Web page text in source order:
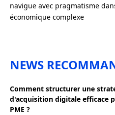
navigue avec pragmatisme
économique complexe
NEWS
Comment structurer une
d'acquisition digitale efficace
PME ?